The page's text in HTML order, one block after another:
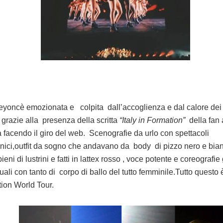
emozionata e colpita dall’accoglienza e dal calore dei
alla presenza della scritta “Italy in Formation”della fan
facendo il giro del web. Scenografie da urlo con spettacoli
da sogno che andavano da body di pizzo nero e
di lustrini e fatti in lattex rosso , voce potente e coreografie
con tanto di corpo di ballo del tutto femminile.Tutto questo
World Tour.